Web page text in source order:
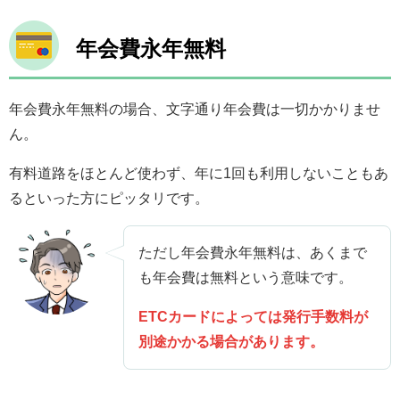
年会費永年無料
年会費永年無料の場合、文字通り年会費は一切かかりませ
ん。
有料道路をほとんど使わず、年に1回も利用しないこともあ
るといった方にピッタリです。
ただし年会費永年無料は、あくまで
も年会費は無料という意味です。
ETCカードによっては発行手数料が
別途かかる場合があります。